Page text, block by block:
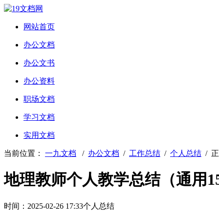
网站首页
办公文档
办公文书
办公资料
职场文档
学习文档
实用文档
当前位置： 一九文档 / 办公文档 / 工作总结 / 个人总结 /
地理教师个人教学总结（通用
时间：2025-02-26 17:33个人总结